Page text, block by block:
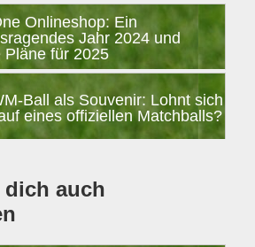
Onlineshop: Ein
Jahr 2024 und
Pläne für 2025
Ball als Souvenir: Lohnt sich
eines offiziellen Matchballs?
dich auch